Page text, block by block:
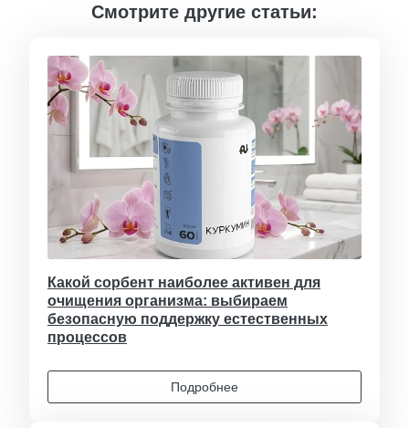
Смотрите другие статьи:
Какой сорбент наиболее активен для
очищения организма: выбираем
безопасную поддержку естественных
процессов
Подробнее